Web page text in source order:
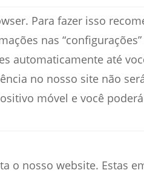
Para fazer isso
nas
automaticamente até
no nosso site não
móvel e você
o nosso website. Estas